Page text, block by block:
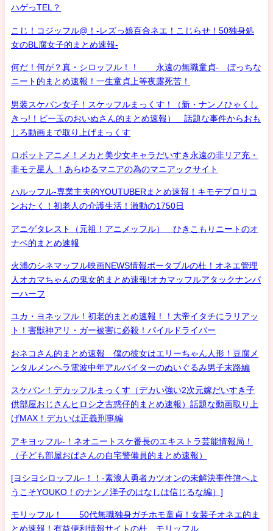
ハゲっTEL？
こじ！コジッフル@！-レズっ娘百合ネエ！こじらせ！50独身処
女のBL腐女子的まとめ速報-
何だ！何が？真・シロッフル！！ 永遠の無職童貞- ぼっちな
ニート的まとめ速報！一生童貞上等夜露死苦！
男装スケバン女子！スケッフルまっくす！（新・ナンノひゃくし
きっ!！ビー玉のおいぬさん的まとめ速報） 話題な事件からおも
しろ動画まで取り上げまっくす
ロボットアニメ！メカと美少女キャラだいすき永遠の非リア充・
非モテ星人 ！あらゆるマニアの為のマニアックサイト
ハルッフル-専業主夫的YOUTUBERまとめ速報！キモデブロリコ
ンおたく！初老人の介護生活！激動の1750日
アニゲタレスト（元祖！アニメッフル） ひきこもりニートのオ
ナベ的まとめ速報
火浦のシネマッフル映画NEWS情報ポータブルの杜！オネエ管理
人オカマちゃんの鬼女的まとめ速報!オカマッフルアタックナンバ
ーハーフ
ユカ・ヨネッフル！初老的まとめ速報！！大帝イタチにラリアッ
ト！害獣神アリ・ガー被害に必殺！パイルドライバー
おネコさん的まとめ速報 僕の彼女はエリーちゃん人形！豆腐メ
ンタルメンヘラ電波中年アルバイターのぬいぐるみ男子末路編
スケバン！デカッフルまっくす（デカい強い2次元嫁だいすき子
供部屋おじさんヒロシ之古惑仔的まとめ速報）話題な動画取り上
げMAX！デカいは正義刑事編
アキヨッフル-！ネオニートスケ番長のエキストラ芸能情報局！
（子ども部屋おばさんの自宅警備員的まとめ速報）
[ヨシヨシロッフル-！！-素浪人勇者カツオンの未解決事件簿へよ
うこそYOUKO！のナンノ洋子のはなしは信じるな編）]
モリッフル！ 50代無職独身ガチホモ童貞！女装子オネエ的ま
とめ速報！有益便利情報サイトの杜 モリッフル